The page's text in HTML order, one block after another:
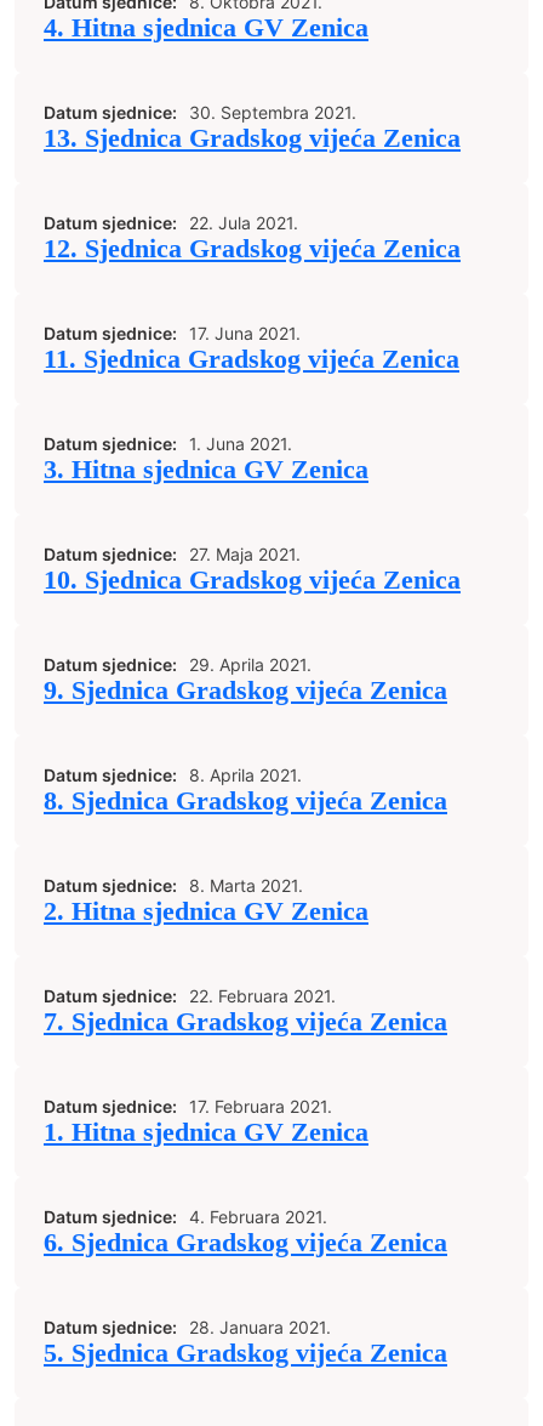
4. Hitna sjednica GV Zenica
Datum sjednice: 30. Septembra 2021.
13. Sjednica Gradskog vijeća Zenica
Datum sjednice: 22. Jula 2021.
12. Sjednica Gradskog vijeća Zenica
Datum sjednice: 17. Juna 2021.
11. Sjednica Gradskog vijeća Zenica
Datum sjednice: 1. Juna 2021.
3. Hitna sjednica GV Zenica
Datum sjednice: 27. Maja 2021.
10. Sjednica Gradskog vijeća Zenica
Datum sjednice: 29. Aprila 2021.
9. Sjednica Gradskog vijeća Zenica
Datum sjednice: 8. Aprila 2021.
8. Sjednica Gradskog vijeća Zenica
Datum sjednice: 8. Marta 2021.
2. Hitna sjednica GV Zenica
Datum sjednice: 22. Februara 2021.
7. Sjednica Gradskog vijeća Zenica
Datum sjednice: 17. Februara 2021.
1. Hitna sjednica GV Zenica
Datum sjednice: 4. Februara 2021.
6. Sjednica Gradskog vijeća Zenica
Datum sjednice: 28. Januara 2021.
5. Sjednica Gradskog vijeća Zenica